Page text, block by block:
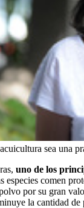
sea una
uno de los
especies comen
por su gran
la cantidad de